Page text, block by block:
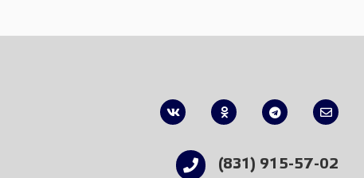
(831) 915-57-02